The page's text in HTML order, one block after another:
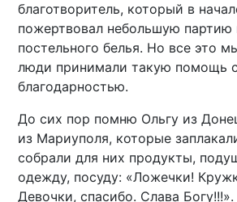
благотворитель, который в
пожертвовал небольшую партию
постельного белья. Но все это
люди принимали такую помощь с
благодарностью.
До сих пор помню Ольгу из
из Мариуполя, которые
собрали для них продукты,
одежду, посуду: «Ложечки!
Девочки, спасибо. Слава